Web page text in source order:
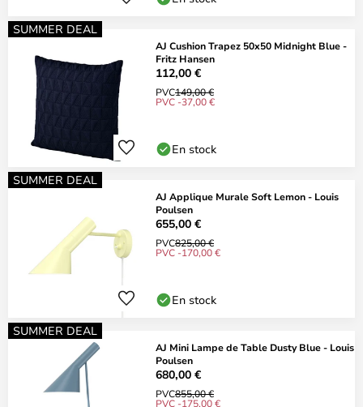
SUMMER DEAL
AJ Cushion Trapez 50x50 Midnight Blue -
Fritz Hansen
112,00 €
PVC149,00 €
PVC -37,00 €
En stock
SUMMER DEAL
AJ Applique Murale Soft Lemon - Louis
Poulsen
655,00 €
PVC825,00 €
PVC -170,00 €
En stock
SUMMER DEAL
AJ Mini Lampe de Table Dusty Blue - Louis
Poulsen
680,00 €
PVC855,00 €
PVC -175,00 €